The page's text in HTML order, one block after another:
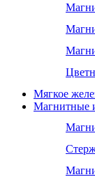
Мягкое
Магнитные